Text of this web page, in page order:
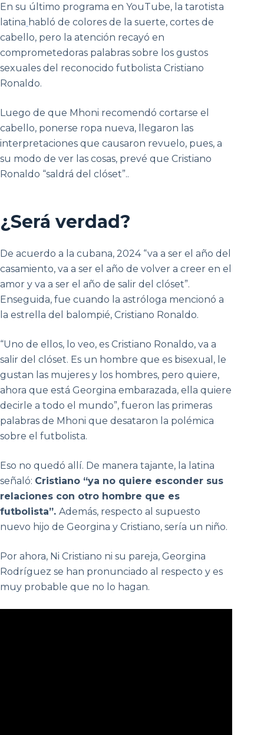
En su último programa en YouTube, la tarotista
latina habló de colores de la suerte, cortes de
cabello, pero la atención recayó en
comprometedoras palabras sobre los gustos
sexuales del reconocido futbolista Cristiano
Ronaldo.
Luego de que Mhoni recomendó cortarse el
cabello, ponerse ropa nueva, llegaron las
interpretaciones que causaron revuelo, pues, a
su modo de ver las cosas, prevé que Cristiano
Ronaldo “saldrá del clóset”..
¿Será verdad?
De acuerdo a la cubana, 2024 “va a ser el año del
casamiento, va a ser el año de volver a creer en el
amor y va a ser el año de salir del clóset”.
Enseguida, fue cuando la astróloga mencionó a
la estrella del balompié, Cristiano Ronaldo.
“Uno de ellos, lo veo, es Cristiano Ronaldo, va a
salir del clóset. Es un hombre que es bisexual, le
gustan las mujeres y los hombres, pero quiere,
ahora que está Georgina embarazada, ella quiere
decirle a todo el mundo”, fueron las primeras
palabras de Mhoni que desataron la polémica
sobre el futbolista.
Eso no quedó allí. De manera tajante, la latina
señaló: Cristiano “ya no quiere esconder sus
relaciones con otro hombre que es
futbolista”. Además, respecto al supuesto
nuevo hijo de Georgina y Cristiano, sería un niño.
Por ahora, Ni Cristiano ni su pareja, Georgina
Rodríguez se han pronunciado al respecto y es
muy probable que no lo hagan.